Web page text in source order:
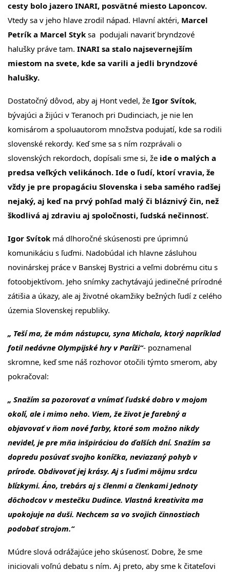
cesty bolo jazero INARI, posvätné miesto Laponcov.
Vtedy sa v jeho hlave zrodil nápad. Hlavní aktéri, Marcel
Petrík a Marcel Styk sa podujali navariť bryndzové
halušky práve tam. INARI sa stalo najsevernejším
miestom na svete, kde sa varili a jedli bryndzové
halušky.
Dostatočný dôvod, aby aj Hont vedel, že Igor Svítok,
bývajúci a žijúci v Teranoch pri Dudinciach, je nie len
komisárom a spoluautorom množstva podujatí, kde sa rodili
slovenské rekordy. Keď sme sa s ním rozprávali o
slovenských rekordoch, dopísali sme si, že ide o malých a
predsa veľkých velikánoch. Ide o ľudí, ktorí vravia, že
vždy je pre propagáciu Slovenska i seba samého radšej
nejaký, aj keď na prvý pohľad malý či bláznivý čin, než
škodlivá aj zdraviu aj spoločnosti, ľudská nečinnosť.
Igor Svítok má dlhoročné skúsenosti pre úprimnú
komunikáciu s ľuďmi. Nadobúdal ich hlavne zásluhou
novinárskej práce v Banskej Bystrici a veľmi dobrému citu s
fotoobjektívom. Jeho snímky zachytávajú jedinečné prírodné
zátišia a úkazy, ale aj životné okamžiky bežných ľudí z celého
územia Slovenskej republiky.
„ Teší ma, že mám nástupcu, syna Michala, ktorý napríklad
fotil nedávne Olympijské hry v Paríži“- poznamenal
skromne, keď sme náš rozhovor otočili týmto smerom, aby
pokračoval:
„ Snažím sa pozorovať a vnímať ľudské dobro v mojom
okolí, ale i mimo neho. Viem, že život je farebný a
objavovať v ňom nové farby, ktoré som možno nikdy
nevidel, je pre mňa inšpiráciou do ďalších dní. Snažím sa
dopredu posúvať svojho koníčka, neviazaný pohyb v
prírode. Obdivovať jej krásy. Aj s ľuďmi môjmu srdcu
blízkymi. Áno, trebárs aj s členmi a členkami Jednoty
dôchodcov v mestečku Dudince. Vlastná kreativita ma
upokojuje na duši. Nechcem sa vo svojich činnostiach
podobať strojom.“
Múdre slová odrážajúce jeho skúsenosť. Dobre, že sme
iniciovali voľnú debatu s ním. Aj preto, aby sme k čitateľovi